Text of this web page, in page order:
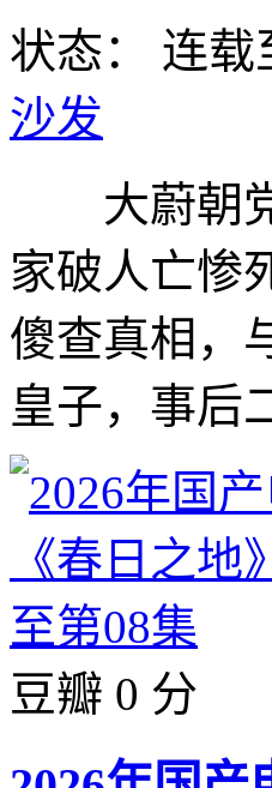
状态： 连载
沙发
大蔚朝党
家破人亡惨
傻查真相，
皇子，事后
豆瓣 0 分